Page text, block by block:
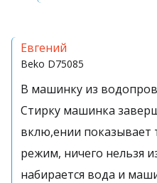
Евгений
Beko D75085
В машинку из
Стирку машинка
вклю,ении показывает
режим, ничего нельзя
набирается вода и